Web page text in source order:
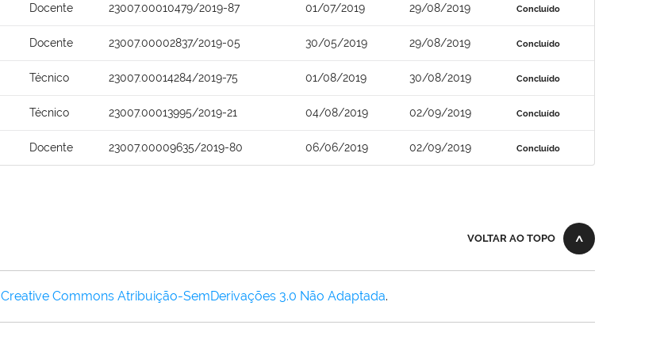
Docente 23007.00010479/2019-87 01/07/2019 29/08/2019 Concluído
Docente 23007.00002837/2019-05 30/05/2019 29/08/2019 Concluído
Técnico 23007.00014284/2019-75 01/08/2019 30/08/2019 Concluído
Técnico 23007.00013995/2019-21 04/08/2019 02/09/2019 Concluído
Docente 23007.00009635/2019-80 06/06/2019 02/09/2019 Concluído
VOLTAR AO TOPO
Creative Commons Atribuição-SemDerivações 3.0 Não Adaptada.